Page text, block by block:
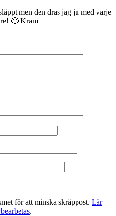
men den dras jag ju med varje
🙂 Kram
för att minska skräppost. Lär
.